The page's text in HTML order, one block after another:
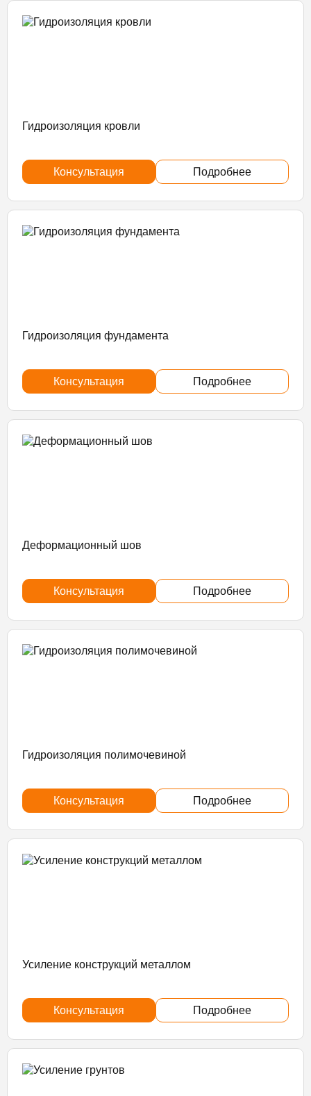
Гидроизоляция кровли
Консультация Подробнее
Гидроизоляция фундамента
Консультация Подробнее
Деформационный шов
Консультация Подробнее
Гидроизоляция полимочевиной
Консультация Подробнее
Усиление конструкций металлом
Консультация Подробнее